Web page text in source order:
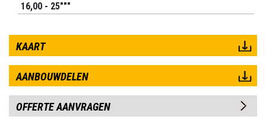
16,00 - 25"""
KAART
AANBOUWDELEN
OFFERTE AANVRAGEN